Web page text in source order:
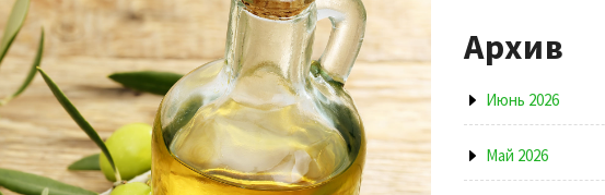
Архив
Июнь 2026
Май 2026